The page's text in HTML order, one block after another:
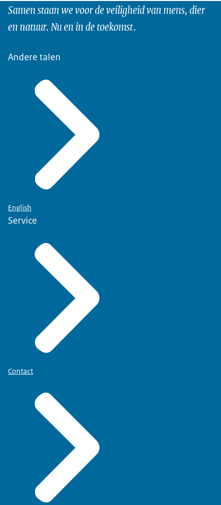
Samen staan we voor de veiligheid van mens, dier
en natuur. Nu en in de toekomst.
Andere talen
English
Service
Contact